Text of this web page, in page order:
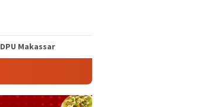
DPU Makassar